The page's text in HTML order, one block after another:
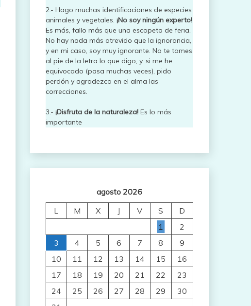
2.- Hago muchas identificaciones de especies
animales y vegetales. ¡No soy ningún experto!
Es más, fallo más que una escopeta de feria.
No hay nada más atrevido que la ignorancia,
y en mi caso, soy muy ignorante. No te tomes
al pie de la letra lo que digo, y, si me he
equivocado (pasa muchas veces), pido
perdón y agradezco en el alma las
correcciones.
3.- ¡Disfruta de la naturaleza!Es lo más
importante
agosto 2026
L
M X J V S
D
1
2
3
4 5 6 7 8
9
10
11 12 13 14 15
16
17
18 19 20 21 22
23
24
25 26 27 28 29
30